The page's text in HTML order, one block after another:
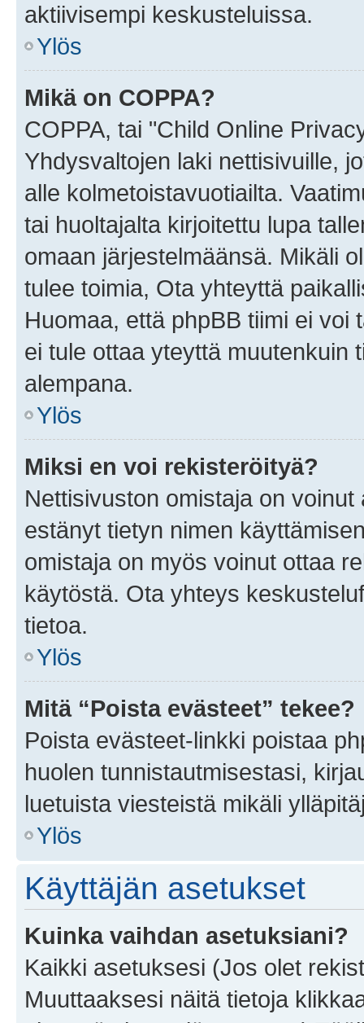
aktiivisempi keskusteluissa.
Ylös
Mikä on COPPA?
COPPA, tai "Child Online
Yhdysvaltojen laki nettisivuille,
alle kolmetoistavuotiailta.
tai huoltajalta kirjoitettu lupa
omaan järjestelmäänsä. Mikäli
tulee toimia, Ota yhteyttä
Huomaa, että phpBB tiimi ei
ei tule ottaa yteyttä muutenkuin
alempana.
Ylös
Miksi en voi rekisteröityä?
Nettisivuston omistaja on
estänyt tietyn nimen
omistaja on myös voinut ottaa
käytöstä. Ota yhteys
tietoa.
Ylös
Mitä “Poista evästeet” tekee?
Poista evästeet-linkki poistaa
huolen tunnistautmisestasi,
luetuista viesteistä mikäli
Ylös
Käyttäjän asetukset
Kuinka vaihdan asetuksiani?
Kaikki asetuksesi (Jos olet
Muuttaaksesi näitä tietoja